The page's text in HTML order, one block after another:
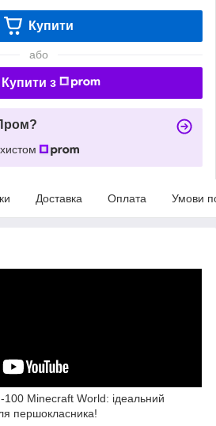
Купити
або
Купити з
Доставка Оплата Умови
100 Minecraft World: ідеальний
першокласника!